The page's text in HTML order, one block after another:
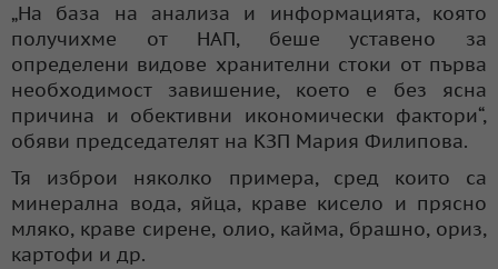
„На база на анализа и информацията, която
получихме от НАП, беше уставено за
определени видове хранителни стоки от първа
необходимост завишение, което е без ясна
причина и обективни икономически фактори“,
обяви председателят на КЗП Мария Филипова.
Тя изброи няколко примера, сред които са
минерална вода, яйца, краве кисело и прясно
мляко, краве сирене, олио, кайма, брашно, ориз,
картофи и др.